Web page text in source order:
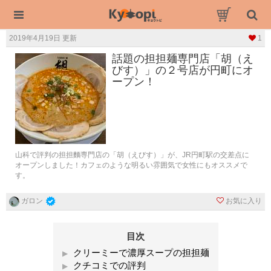
2019年4月19日 更新 1
話題の担担麺専門店「胡（え
びす）」の２号店が円町にオ
ープン！
山科で評判の担担麵専門店の「胡（えびす）」が、JR円町駅の交差点に
オープンしました！カフェのような明るい雰囲気で女性にもオススメで
す。
ガロン お気に入り
目次
クリーミーで濃厚スープの担担麺
クチコミでの評判